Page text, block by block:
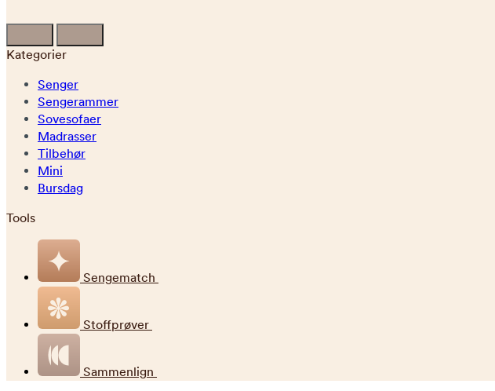
Kategorier
Senger
Sengerammer
Sovesofaer
Madrasser
Tilbehør
Mini
Bursdag
Tools
Sengematch
Stoffprøver
Sammenlign